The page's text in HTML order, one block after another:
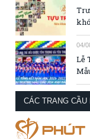
04/
Lễ
CÁC TRANG CẦU